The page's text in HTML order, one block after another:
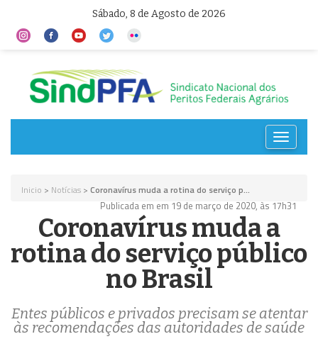
Sábado, 8 de Agosto de 2026
Toggle
Inicio > Notícias > Coronavírus muda a rotina do serviço p...
Publicada em em 19 de março de 2020, às 17h31
Coronavírus muda a
rotina do serviço público
no Brasil
Entes públicos e privados precisam se atentar
às recomendações das autoridades de saúde